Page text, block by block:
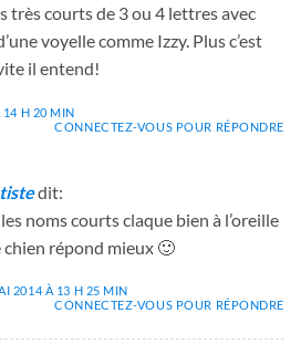
très courts de 3 ou 4 lettres avec
voyelle comme Izzy. Plus c’est
il entend!
14 H 20 MIN
CONNECTEZ-VOUS POUR RÉPONDRE
dit:
noms courts claque bien à l’oreille
chien répond mieux 🙂
2014 À 13 H 25 MIN
CONNECTEZ-VOUS POUR RÉPONDRE